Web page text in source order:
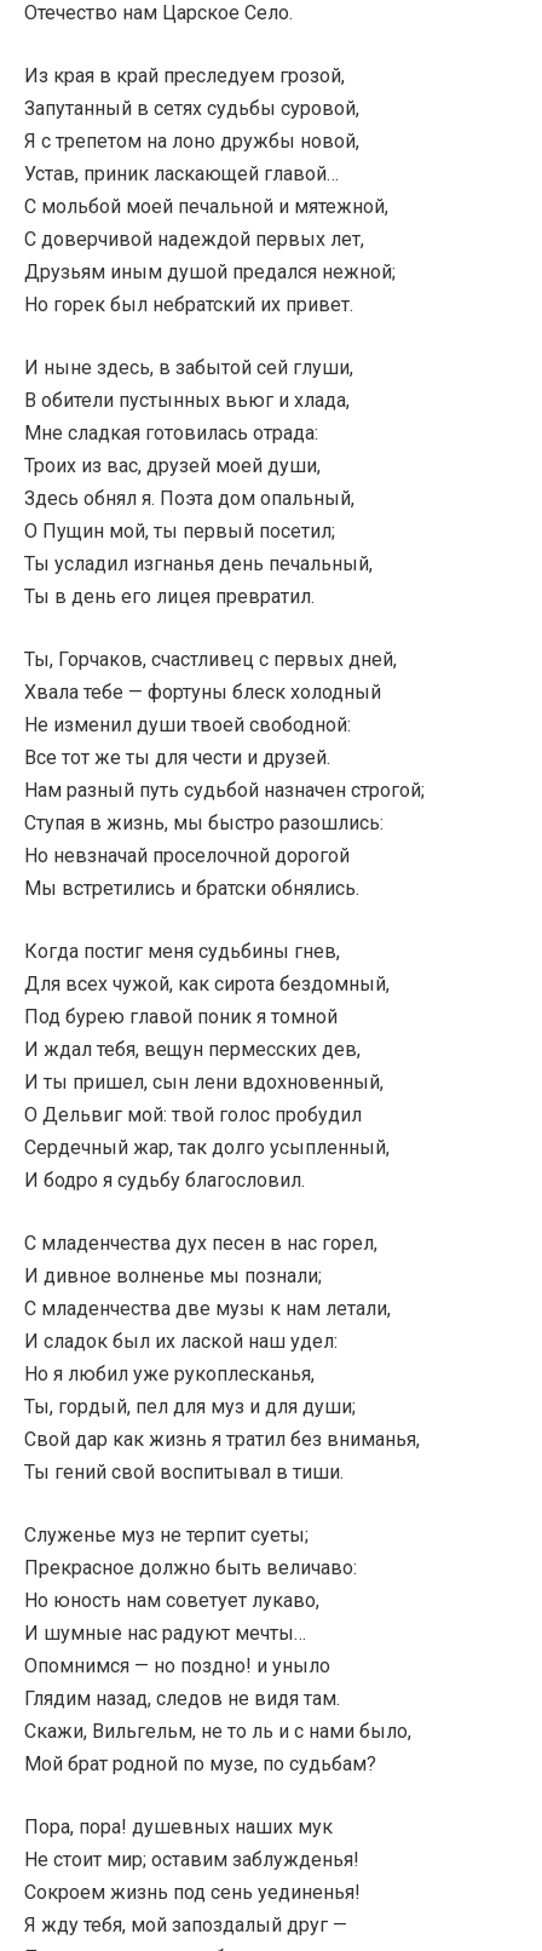
Отечество нам Царское Село.
Из края в край преследуем грозой,
Запутанный в сетях судьбы суровой,
Я с трепетом на лоно дружбы новой,
Устав, приник ласкающей главой…
С мольбой моей печальной и мятежной,
С доверчивой надеждой первых лет,
Друзьям иным душой предался нежной;
Но горек был небратский их привет.
И ныне здесь, в забытой сей глуши,
В обители пустынных вьюг и хлада,
Мне сладкая готовилась отрада:
Троих из вас, друзей моей души,
Здесь обнял я. Поэта дом опальный,
О Пущин мой, ты первый посетил;
Ты усладил изгнанья день печальный,
Ты в день его лицея превратил.
Ты, Горчаков, счастливец с первых дней,
Хвала тебе — фортуны блеск холодный
Не изменил души твоей свободной:
Все тот же ты для чести и друзей.
Нам разный путь судьбой назначен строгой;
Ступая в жизнь, мы быстро разошлись:
Но невзначай проселочной дорогой
Мы встретились и братски обнялись.
Когда постиг меня судьбины гнев,
Для всех чужой, как сирота бездомный,
Под бурею главой поник я томной
И ждал тебя, вещун пермесских дев,
И ты пришел, сын лени вдохновенный,
О Дельвиг мой: твой голос пробудил
Сердечный жар, так долго усыпленный,
И бодро я судьбу благословил.
С младенчества дух песен в нас горел,
И дивное волненье мы познали;
С младенчества две музы к нам летали,
И сладок был их лаской наш удел:
Но я любил уже рукоплесканья,
Ты, гордый, пел для муз и для души;
Свой дар как жизнь я тратил без вниманья,
Ты гений свой воспитывал в тиши.
Служенье муз не терпит суеты;
Прекрасное должно быть величаво:
Но юность нам советует лукаво,
И шумные нас радуют мечты…
Опомнимся — но поздно! и уныло
Глядим назад, следов не видя там.
Скажи, Вильгельм, не то ль и с нами было,
Мой брат родной по музе, по судьбам?
Пора, пора! душевных наших мук
Не стоит мир; оставим заблужденья!
Сокроем жизнь под сень уединенья!
Я жду тебя, мой запоздалый друг —